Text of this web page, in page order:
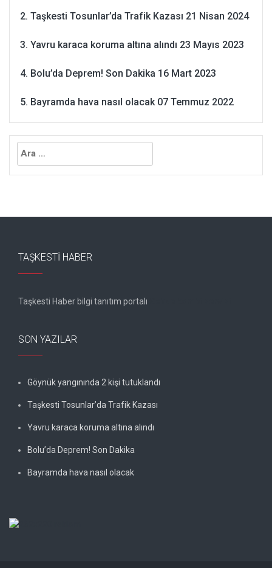
Taşkesti Tosunlar’da Trafik Kazası 21 Nisan 2024
Yavru karaca koruma altına alındı 23 Mayıs 2023
Bolu’da Deprem! Son Dakika 16 Mart 2023
Bayramda hava nasıl olacak 07 Temmuz 2022
Arama:
TAŞKESTI HABER
Taşkesti Haber bilgi tanıtım portalı
SON YAZILAR
Göynük yangınında 2 kişi tutuklandı
Taşkesti Tosunlar’da Trafik Kazası
Yavru karaca koruma altına alındı
Bolu’da Deprem! Son Dakika
Bayramda hava nasıl olacak